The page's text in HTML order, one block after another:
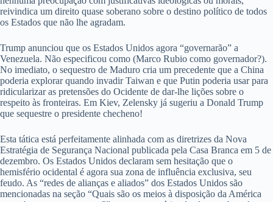
reivindica um direito quase soberano sobre o destino político de todos
os Estados que não lhe agradam.
Trump anunciou que os Estados Unidos agora “governarão” a
Venezuela. Não especificou como (Marco Rubio como governador?).
No imediato, o sequestro de Maduro cria um precedente que a China
poderia explorar quando invadir Taiwan e que Putin poderia usar para
ridicularizar as pretensões do Ocidente de dar-lhe lições sobre o
respeito às fronteiras. Em Kiev, Zelensky já sugeriu a Donald Trump
que sequestre o presidente checheno!
Esta tática está perfeitamente alinhada com as diretrizes da Nova
Estratégia de Segurança Nacional publicada pela Casa Branca em 5 de
dezembro. Os Estados Unidos declaram sem hesitação que o
hemisfério ocidental é agora sua zona de influência exclusiva, seu
feudo. As “redes de alianças e aliados” dos Estados Unidos são
mencionadas na seção “Quais são os meios à disposição da América